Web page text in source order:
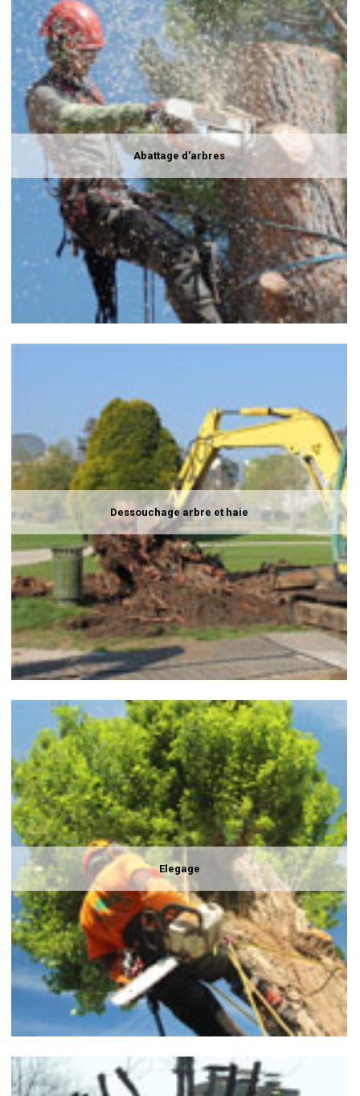
Abattage d'arbres
Dessouchage arbre et haie
Elegage